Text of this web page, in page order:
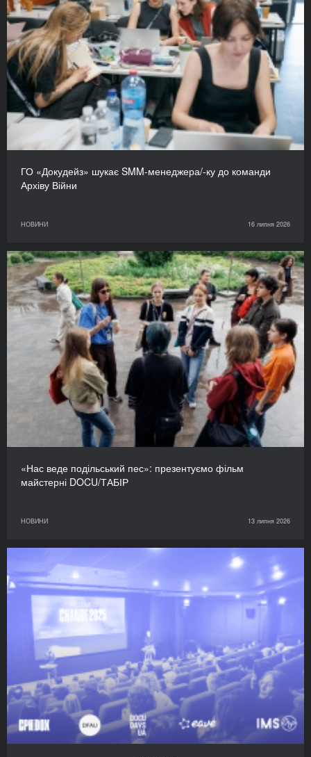
ГО «Докудейз» шукає SMM-менеджера/-ку до команди
Архіву Війни
НОВИНИ 16 липня 2026
«Нас веде подільський пес»: презентуємо фільм
майстерні DOCU/ТАБІР
НОВИНИ 13 липня 2026